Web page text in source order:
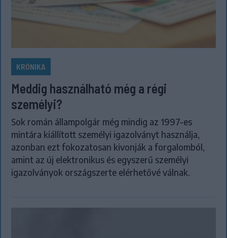
KRÓNIKA
Meddig használható még a régi
személyi?
Sok román állampolgár még mindig az 1997-es
mintára kiállított személyi igazolványt használja,
azonban ezt fokozatosan kivonják a forgalomból,
amint az új elektronikus és egyszerű személyi
igazolványok országszerte elérhetővé válnak.